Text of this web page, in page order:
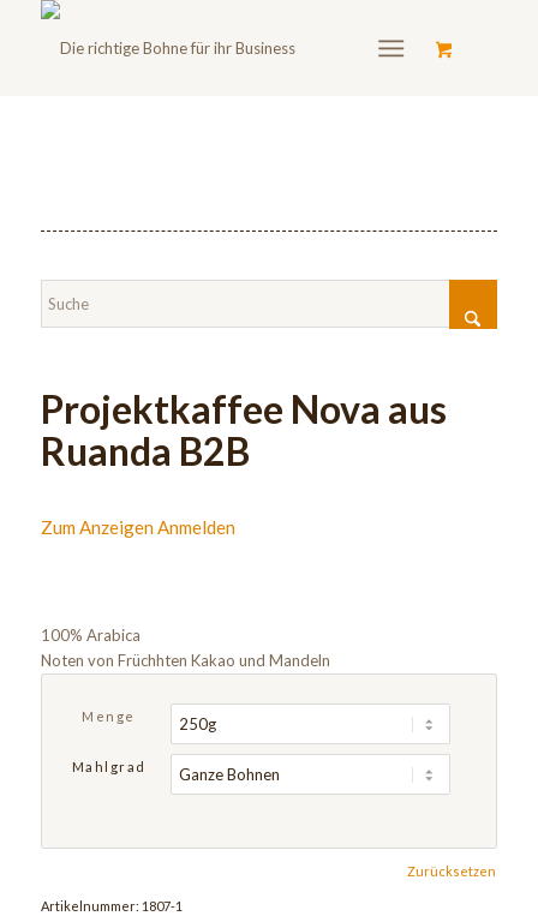
Projektkaffee Nova aus
Ruanda B2B
Zum Anzeigen Anmelden
100% Arabica
Noten von Früchhten Kakao und Mandeln
Menge
Mahlgrad
Zurücksetzen
Artikelnummer: 1807-1